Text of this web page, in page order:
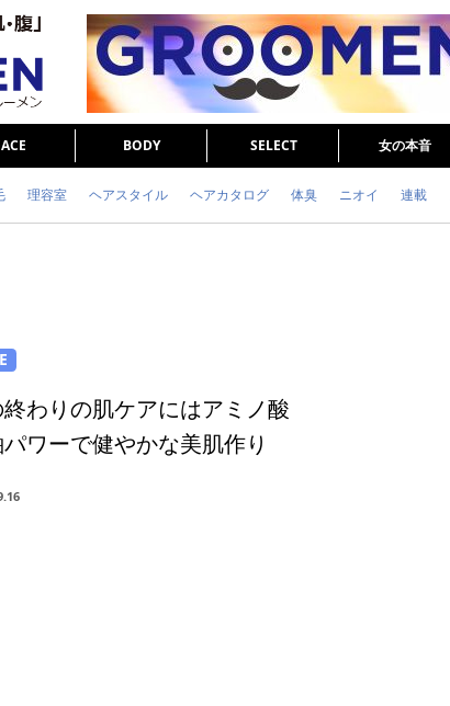
BODY SELECT 女の本音
理容室 ヘアスタイル ヘアカタログ 体臭 ニオイ 連載
わりの肌ケアにはアミノ酸
ワーで健やかな美肌作り